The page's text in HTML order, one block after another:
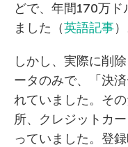
どで、年間170万
ました（英語記事）
しかし、実際に削
ータのみで、「決
れていました。そ
所、クレジットカ
っていました。登